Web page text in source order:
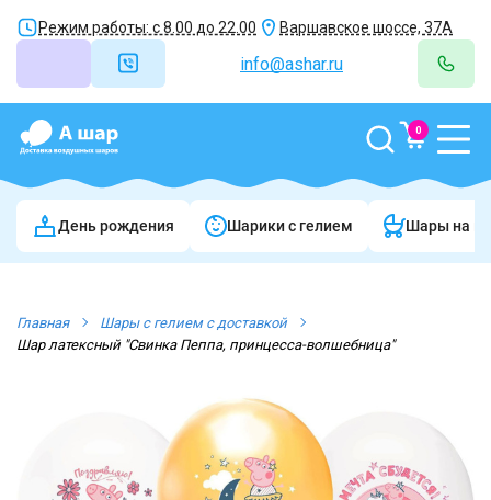
Режим работы: с 8.00 до 22.00 Варшавское шоссе, 37А
info@ashar.ru
0
День рождения Шарики c гелием Шары на
Главная
Шары с гелием с доставкой
Шар латексный "Свинка Пеппа, принцесса-волшебница"